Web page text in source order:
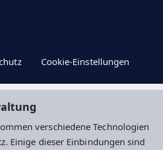
verschiedene Technologien
Einige dieser Einbindungen sind
Cookie-Einstellungen
geistige Impulse ...